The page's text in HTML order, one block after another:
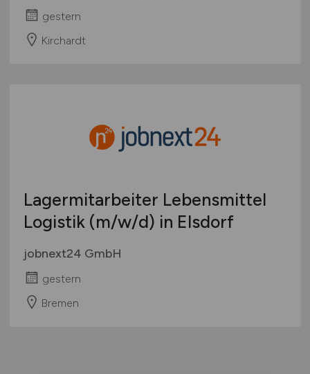
gestern
Kirchardt
Lagermitarbeiter Lebensmittel
Logistik (m/w/d) in Elsdorf
jobnext24 GmbH
gestern
Bremen